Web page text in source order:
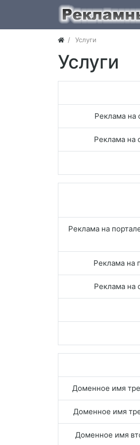
Услуги
Услуги
Реклама на
Реклама на
Реклама на
Реклама на
Реклама на
Доменное имя
Доменное имя
Доменное имя